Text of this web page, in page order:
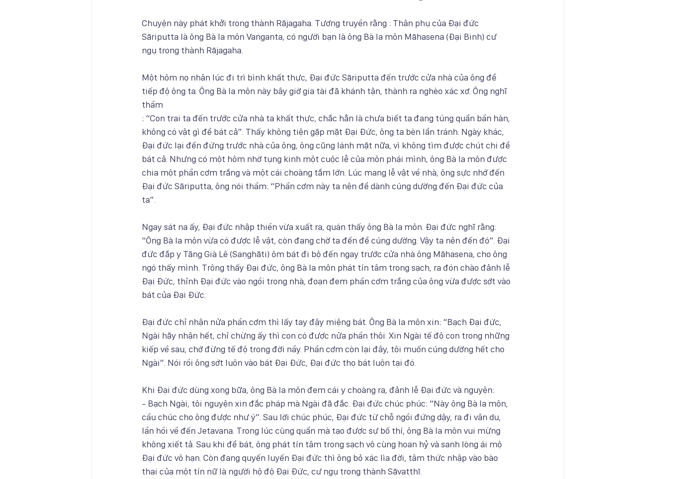
Chuyện này phát khởi trong thành Rājagaha. Tương truyền rằng : Thân phụ của Đại đức
Sāriputta là ông Bà la môn Vaṅganta, có người bạn là ông Bà la môn Māhasena (Đại Binh) cư
ngụ trong thành Rājagaha.
Một hôm nọ nhân lúc đi trì bình khất thực, Đại đức Sāriputta đến trước cửa nhà của ông để
tiếp độ ông ta. Ông Bà la môn này bây giờ gia tài đã khánh tận, thành ra nghèo xác xơ. Ông nghĩ
thầm
: “Con trai ta đến trước cửa nhà ta khất thực, chắc hẳn là chưa biết ta đang túng quẩn bần hàn,
không có vật gì để bát cả”. Thấy không tiện gặp mặt Đại Đức, ông ta bèn lẩn tránh. Ngày khác,
Đại đức lại đến đứng trước nhà của ông, ông cũng lánh mặt nữa, vì không tìm được chút chi để
bát cả. Nhưng có một hôm nhờ tụng kinh một cuộc lễ của môn phái mình, ông Bà la môn được
chia một phần cơm trắng và một cái choàng tắm lớn. Lúc mang lễ vật về nhà, ông sực nhớ đến
Đại đức Sāriputta, ông nói thầm: “Phần cơm này ta nên để dành cúng dường đến Đại đức của
ta”.
Ngay sát na ấy, Đại đức nhập thiền vừa xuất ra, quán thấy ông Bà la môn. Đại đức nghĩ rằng:
“Ông Bà la môn vừa có được lễ vật, còn đang chờ ta đến để cúng dường. Vậy ta nên đến đó”. Đại
đức đắp y Tăng Già Lê (Saṇghāti) ôm bát đi bộ đến ngay trước cửa nhà ông Māhasena, cho ông
ngó thấy mình. Trông thấy Đại đức, ông Bà la môn phát tín tâm trong sạch, ra đón chào đảnh lễ
Đại Đức, thỉnh Đại đức vào ngồi trong nhà, đoạn đem phần cơm trắng của ông vừa được sớt vào
bát của Đại Đức.
Đại đức chỉ nhận nửa phần cơm thì lấy tay đậy miệng bát. Ông Bà la môn xin: “Bạch Đại đức,
Ngài hãy nhận hết, chỉ chừng ấy thì con có được nửa phần thôi. Xin Ngài tế độ con trong những
kiếp về sau, chớ đừng tế độ trong đời nầy. Phần cơm còn lại đây, tôi muốn cúng dường hết cho
Ngài”. Nói rồi ông sớt luôn vào bát Đại Đức, Đại đức thọ bát luôn tại đó.
Khi Đại đức dùng xong bữa, ông Bà la môn đem cái y choàng ra, đảnh lễ Đại đức và nguyện:
- Bạch Ngài, tôi nguyện xin đắc pháp mà Ngài đã đắc. Đại đức chúc phúc: “Này ông Bà la môn,
cầu chúc cho ông được như ý”. Sau lời chúc phúc, Đại đức từ chỗ ngồi đứng dậy, ra đi vân du,
lần hồi về đến Jetavana. Trong lúc cùng quẩn mà tạo được sự bố thí, ông Bà la môn vui mừng
không xiết tả. Sau khi để bát, ông phát tín tâm trong sạch vô cùng hoan hỷ và sanh lòng ái mộ
Đại đức vô hạn. Còn đang quyến luyến Đại đức thì ông bỏ xác lìa đời, tâm thức nhập vào bào
thai của một tín nữ là người hộ độ Đại Đức, cư ngụ trong thành Sāvatthī.